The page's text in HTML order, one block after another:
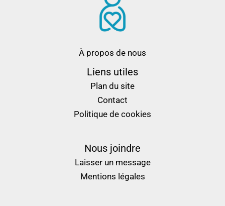
À propos de nous
Liens utiles
Plan du site
Contact
Politique de cookies
Nous joindre
Laisser un message
Mentions légales